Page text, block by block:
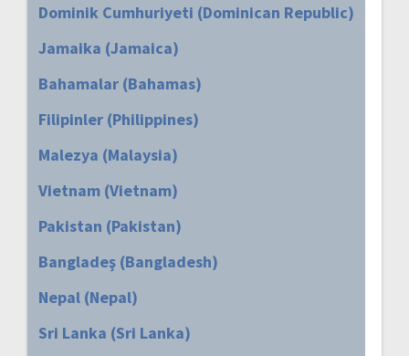
Dominik Cumhuriyeti (Dominican Republic)
Jamaika (Jamaica)
Bahamalar (Bahamas)
Filipinler (Philippines)
Malezya (Malaysia)
Vietnam (Vietnam)
Pakistan (Pakistan)
Bangladeş (Bangladesh)
Nepal (Nepal)
Sri Lanka (Sri Lanka)